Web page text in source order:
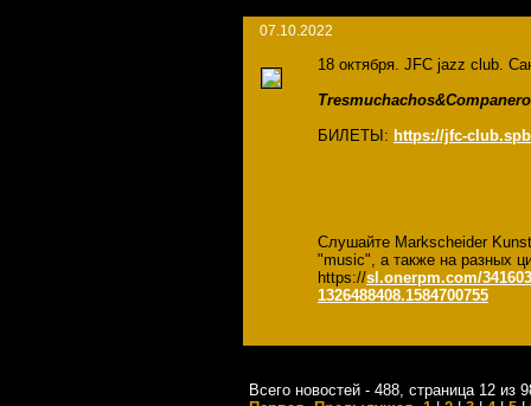
07.10.2022
18 октября. JFC jazz club.
БИЛЕТЫ: https://jfc-
Слушайте Markscheider
"music", а также на разных
https://sl.onerpm.com/
1326488408.1584700755
Всего новостей - 488, страница 12 из